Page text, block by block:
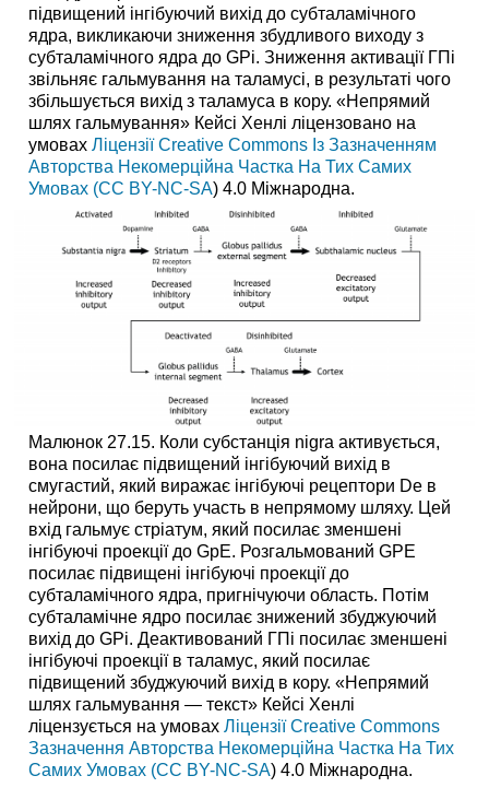
підвищений інгібуючий вихід до субталамічного
ядра, викликаючи зниження збудливого виходу з
субталамічного ядра до GPi. Зниження активації ГПі
звільняє гальмування на таламусі, в результаті чого
збільшується вихід з таламуса в кору. «Непрямий
шлях гальмування» Кейсі Хенлі ліцензовано на
умовах Ліцензії Creative Commons Із Зазначенням
Авторства Некомерційна Частка На Тих Самих
Умовах (CC BY-NC-SA) 4.0 Міжнародна.
Малюнок 27.15. Коли субстанція nigra активується,
вона посилає підвищений інгібуючий вихід в
смугастий, який виражає інгібуючі рецептори De в
нейрони, що беруть участь в непрямому шляху. Цей
вхід гальмує стріатум, який посилає зменшені
інгібуючі проекції до GpE. Розгальмований GPE
посилає підвищені інгібуючі проекції до
субталамічного ядра, пригнічуючи область. Потім
субталамічне ядро посилає знижений збуджуючий
вихід до GPi. Деактивований ГПі посилає зменшені
інгібуючі проекції в таламус, який посилає
підвищений збуджуючий вихід в кору. «Непрямий
шлях гальмування — текст» Кейсі Хенлі
ліцензується на умовах Ліцензії Creative Commons
Зазначення Авторства Некомерційна Частка На Тих
Самих Умовах (CC BY-NC-SA) 4.0 Міжнародна.